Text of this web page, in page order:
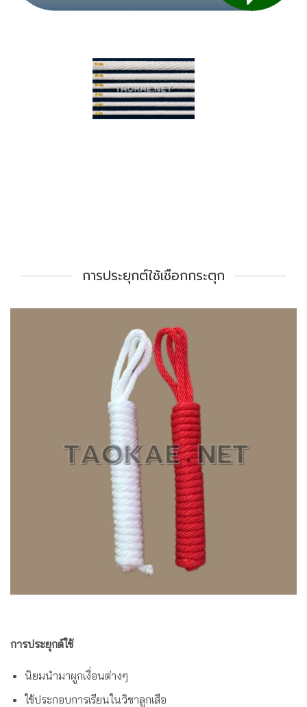
การประยุกต์ใช้เชือกกระตุก
การประยุกต์ใช้
นิยมนำมาผูกเงื่อนต่างๆ
ใช้ประกอบการเรียนในวิชาลูกเสือ